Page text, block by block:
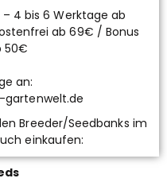
4 bis 6 Werktage ab
ab 69€ / Bonus
50€
an:
gartenwelt.de
Breeder/Seedbanks im
einkaufen: